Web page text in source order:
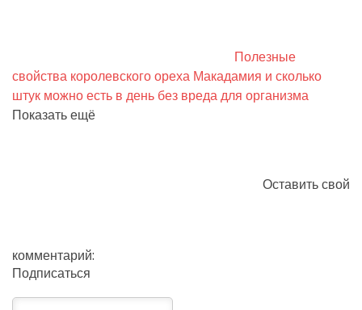
Полезные
свойства королевского ореха Макадамия и сколько
штук можно есть в день без вреда для организма
Показать ещё
Оставить свой
комментарий:
Подписаться